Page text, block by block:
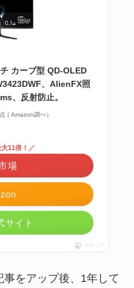
カーブ型 QD-OLED
、AlienFX照
、反射防止。
| Amazon調べ）
11倍！／
場
サイト
ポチップ
をアップ後、1年して